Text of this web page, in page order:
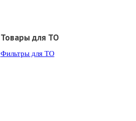
Товары для ТО
Фильтры для ТО